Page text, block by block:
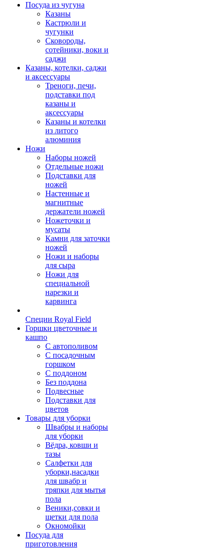
Посуда из чугуна
Казаны
Кастрюли и
чугунки
Сковороды,
сотейники, воки и
саджи
Казаны, котелки, саджи
и аксессуары
Треноги, печи,
подставки под
казаны и
аксессуары
Казаны и котелки
из литого
алюминия
Ножи
Наборы ножей
Отдельные ножи
Подставки для
ножей
Настенные и
магнитные
держатели ножей
Ножеточки и
мусаты
Камни для заточки
ножей
Ножи и наборы
для сыра
Ножи для
специальной
нарезки и
карвинга
Специи Royal Field
Горшки цветочные и
кашпо
С автополивом
С посадочным
горшком
С поддоном
Без поддона
Подвесные
Подставки для
цветов
Товары для уборки
Швабры и наборы
для уборки
Вёдра, ковши и
тазы
Салфетки для
уборки,насадки
для швабр и
тряпки для мытья
пола
Веники,совки и
щетки для пола
Окномойки
Посуда для
приготовления